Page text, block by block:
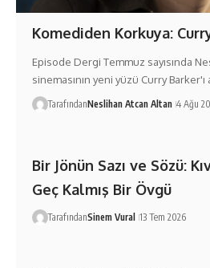
Komediden Korkuya:
Episode Dergi Temmuz sayısında
sinemasının yeni yüzü Curry
TarafındanNeslihan Atcan Altan 4 Ağu
Bir Jönün Sazı ve Sözü:
Geç Kalmış Bir Övgü
TarafındanSinem Vural 13 Tem 2026